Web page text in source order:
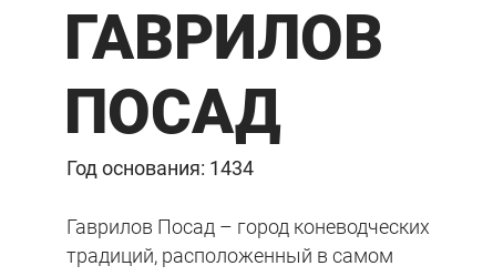
ГАВРИЛОВ
ПОСАД
Гаврилов Посад – город коневодческих
традиций, расположенный в самом
Год основания: 1434